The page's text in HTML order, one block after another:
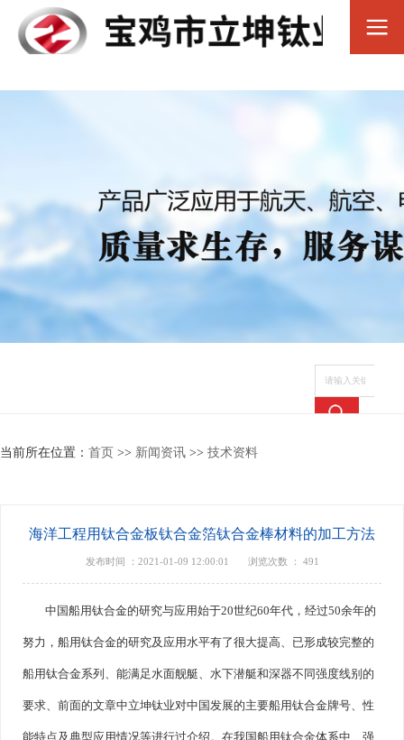
热搜关键词： TC4钛合金 钛合金棒 钛合金管 钛法兰
当前所在位置： 首页 >> 新闻资讯 >> 技术资料
海洋工程用钛合金板钛合金箔钛合金棒材料的加工方法
发布时间 ：2021-01-09 12:00:01 浏览次数 ： 491
中国船用钛合金的研究与应用始于20世纪60年代，经过50余年的
努力，船用钛合金的研究及应用水平有了很大提高、已形成较完整的
船用钛合金系列、能满足水面舰艇、水下潜艇和深器不同强度线别的
要求、前面的文章中立坤钛业对中国发展的主要船用钛合金牌号、性